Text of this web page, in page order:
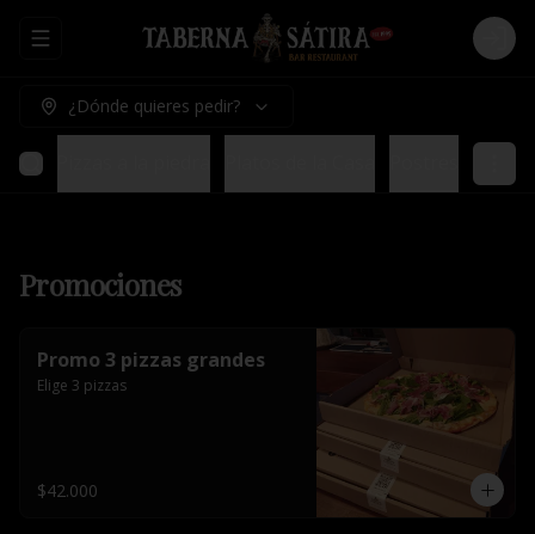
Abrir menu de navegación Login
¿Dónde quieres pedir?
Promociones
Promo 3 pizzas grandes
Elige 3 pizzas
$42.000